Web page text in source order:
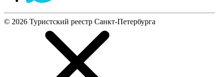
© 2026 Туристский реестр Санкт-Петербурга